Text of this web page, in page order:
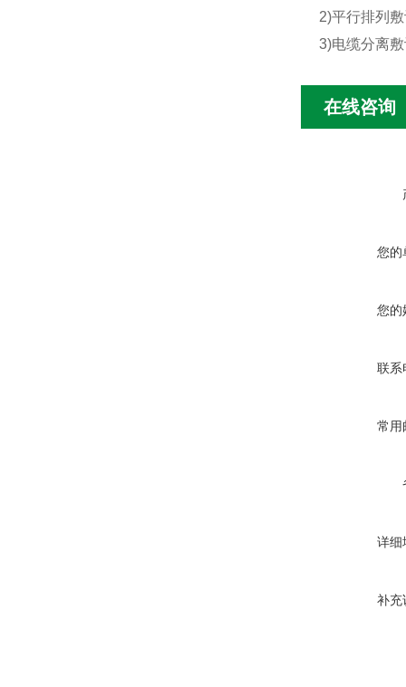
2)平行排列
3)电缆分离
在线咨询
您的
您的
联系
常用
详细
补充